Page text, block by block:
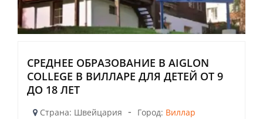
СРЕДНЕЕ ОБРАЗОВАНИЕ В AIGLON
COLLEGE В ВИЛЛАРЕ ДЛЯ ДЕТЕЙ ОТ 9
ДО 18 ЛЕТ
Страна: Швейцария - Город: Виллар